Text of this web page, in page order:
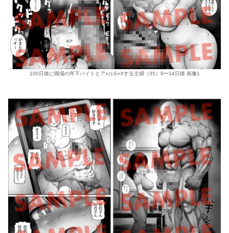
100日後に職場の年下バイトとア○ルS○Xする主婦（35）8〜14日後 画像1